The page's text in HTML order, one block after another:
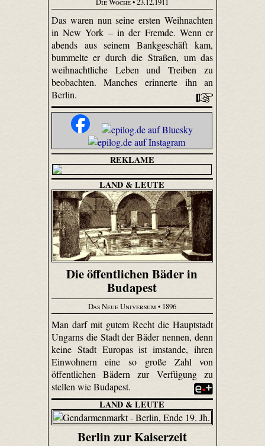
Das waren nun seine ersten Weihnachten
in New York – in der Fremde. Wenn er
abends aus seinem Bankgeschäft kam,
bummelte er durch die Straßen, um das
weihnachtliche Leben und Treiben zu
beobachten. Manches erinnerte ihn an
Berlin.
REKLAME
LAND & LEUTE
Die öffentlichen Bäder in
Budapest
Das Neue Universum • 1896
Man darf mit gutem Recht die Hauptstadt
Ungarns die Stadt der Bäder nennen, denn
keine Stadt Europas ist imstande, ihren
Einwohnern eine so große Zahl von
öffentlichen Bädern zur Verfügung zu
stellen wie Budapest.
LAND & LEUTE
Berlin zur Kaiserzeit